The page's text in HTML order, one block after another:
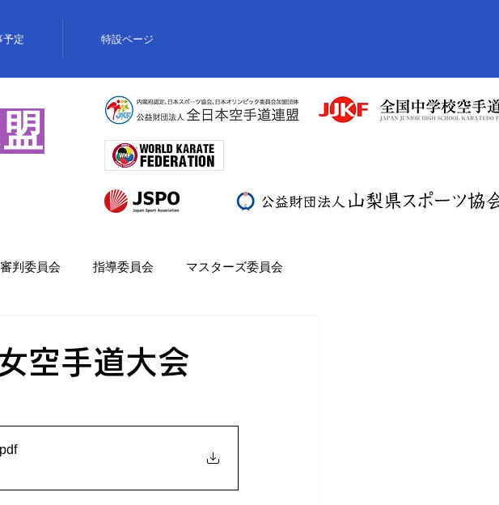
予定 特設ページ
審判委員会 指導委員会 マスターズ委員会
空手道大会